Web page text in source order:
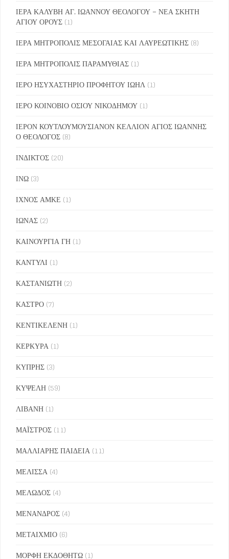
ΙΕΡΑ ΚΑΛΥΒΗ ΑΓ. ΙΩΑΝΝΟΥ ΘΕΟΛΟΓΟΥ – ΝΕΑ ΣΚΗΤΗ
ΑΓΙΟΥ ΟΡΟΥΣ (1)
ΙΕΡΑ ΜΗΤΡΟΠΟΛΙΣ ΜΕΣΟΓΑΙΑΣ ΚΑΙ ΛΑΥΡΕΩΤΙΚΗΣ (8)
ΙΕΡΑ ΜΗΤΡΟΠΟΛΙΣ ΠΑΡΑΜΥΘΙΑΣ (1)
ΙΕΡΟ ΗΣΥΧΑΣΤΗΡΙΟ ΠΡΟΦΗΤΟΥ ΙΩΗΛ (1)
ΙΕΡΟ ΚΟΙΝΟΒΙΟ ΟΣΙΟΥ ΝΙΚΟΔΗΜΟΥ (1)
ΙΕΡΟΝ ΚΟΥΤΛΟΥΜΟΥΣΙΑΝΟΝ ΚΕΛΛΙΟΝ ΑΓΙΟΣ ΙΩΑΝΝΗΣ
Ο ΘΕΟΛΟΓΟΣ (8)
ΙΝΔΙΚΤΟΣ (20)
ΙΝΩ (3)
ΙΧΝΟΣ ΑΜΚΕ (1)
ΙΩΝΑΣ (2)
ΚΑΙΝΟΥΡΓΙΑ ΓΗ (1)
ΚΑΝΤΥΛΙ (1)
ΚΑΣΤΑΝΙΩΤΗ (2)
ΚΑΣΤΡΟ (7)
ΚΕΝΤΙΚΕΛΕΝΗ (1)
ΚΕΡΚΥΡΑ (1)
ΚΥΠΡΗΣ (3)
ΚΥΨΕΛΗ (59)
ΛΙΒΑΝΗ (1)
ΜΑΪΣΤΡΟΣ (11)
ΜΑΛΛΙΑΡΗΣ ΠΑΙΔΕΙΑ (11)
ΜΕΛΙΣΣΑ (4)
ΜΕΛΩΔΟΣ (4)
ΜΕΝΑΝΔΡΟΣ (4)
ΜΕΤΑΙΧΜΙΟ (6)
ΜΟΡΦΗ ΕΚΔΟΘΗΤΩ (1)